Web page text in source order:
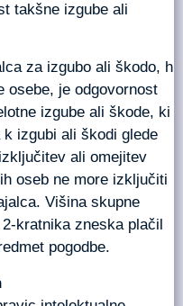
takšne izgube ali
za izgubo ali škodo, h
osebe, je odgovornost
izgube ali škode, ki
izgubi ali škodi glede
ali omejitev
oseb ne more izključiti
Višina skupne
kratnika zneska plačil
pogodbe.